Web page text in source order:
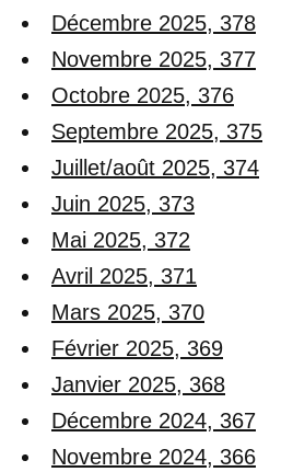
Décembre 2025, 378
Novembre 2025, 377
Octobre 2025, 376
Septembre 2025, 375
Juillet/août 2025, 374
Juin 2025, 373
Mai 2025, 372
Avril 2025, 371
Mars 2025, 370
Février 2025, 369
Janvier 2025, 368
Décembre 2024, 367
Novembre 2024, 366